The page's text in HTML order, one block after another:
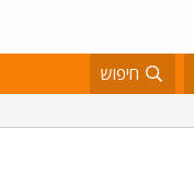
חיפוש